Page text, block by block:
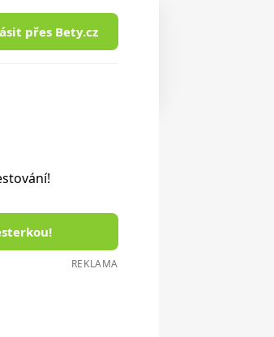
přes Bety.cz
REKLAMA